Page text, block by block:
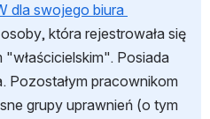
dla swojego biura
która rejestrowała się
"właścicielskim". Posiada
Pozostałym pracownikom
grupy uprawnień (o tym